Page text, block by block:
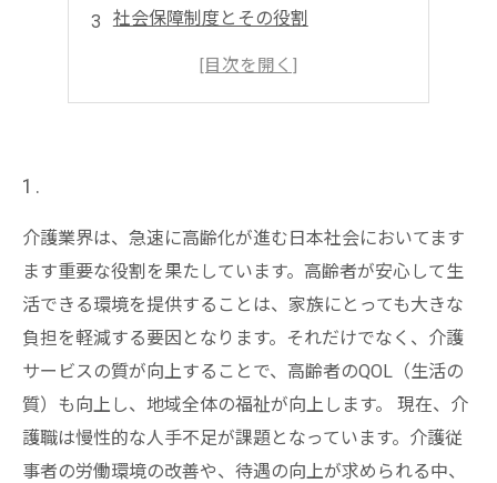
社会保障制度とその役割
地域密着型のサービスと支援体制
1.
介護業界は、急速に高齢化が進む日本社会においてます
ます重要な役割を果たしています。高齢者が安心して生
活できる環境を提供することは、家族にとっても大きな
負担を軽減する要因となります。それだけでなく、介護
サービスの質が向上することで、高齢者のQOL（生活の
質）も向上し、地域全体の福祉が向上します。 現在、介
護職は慢性的な人手不足が課題となっています。介護従
事者の労働環境の改善や、待遇の向上が求められる中、